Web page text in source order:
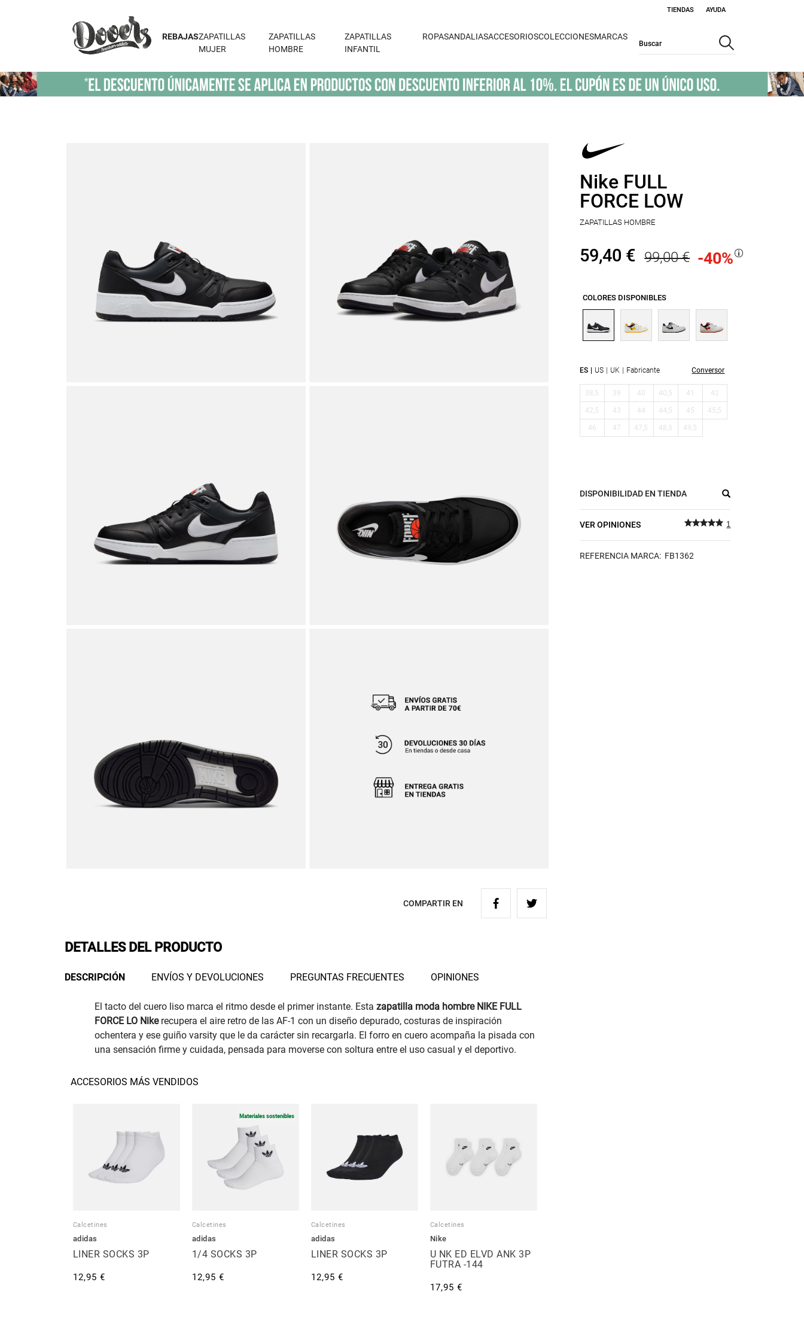
TIENDAS AYUDA
REBAJASZAPATILLAS
MUJER
ZAPATILLAS
HOMBRE
ZAPATILLAS
INFANTIL
ROPASANDALIASACCESORIOSCOLECCIONESMARCAS
Nike FULL
FORCE LOW
ZAPATILLAS HOMBRE
59,40 € 99,00 € -40%
COLORES DISPONIBLES
ES US UK Fabricante Conversor
38,5 39 40 40,5 41 42
42,5 43 44 44,5 45 45,5
46 47 47,5 48,5 49,5
DISPONIBILIDAD EN TIENDA
VER OPINIONES 1
REFERENCIA MARCA: FB1362
COMPARTIR EN
DETALLES DEL PRODUCTO
DESCRIPCIÓN ENVÍOS Y DEVOLUCIONES PREGUNTAS FRECUENTES OPINIONES
El tacto del cuero liso marca el ritmo desde el primer instante. Esta zapatilla moda hombre NIKE FULL
FORCE LO Nikerecupera el aire retro de las AF-1 con un diseño depurado, costuras de inspiración
ochentera y ese guiño varsity que le da carácter sin recargarla. El forro en cuero acompaña la pisada con
una sensación firme y cuidada, pensada para moverse con soltura entre el uso casual y el deportivo.
ACCESORIOS MÁS VENDIDOS
Calcetines
adidas
LINER SOCKS 3P
12,95 €
Materiales sostenibles
Calcetines
adidas
1/4 SOCKS 3P
12,95 €
Calcetines
adidas
LINER SOCKS 3P
12,95 €
Calcetines
Nike
U NK ED ELVD ANK 3P
FUTRA -144
17,95 €